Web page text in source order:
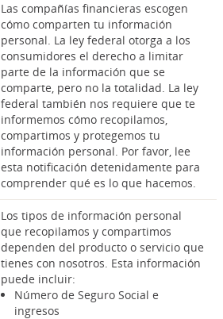
Las compañías financieras escogen
cómo comparten tu información
personal. La ley federal otorga a los
consumidores el derecho a limitar
parte de la información que se
comparte, pero no la totalidad. La ley
federal también nos requiere que te
informemos cómo recopilamos,
compartimos y protegemos tu
información personal. Por favor, lee
esta notificación detenidamente para
comprender qué es lo que hacemos.
Los tipos de información personal
que recopilamos y compartimos
dependen del producto o servicio que
tienes con nosotros. Esta información
puede incluir:
Número de Seguro Social e
ingresos